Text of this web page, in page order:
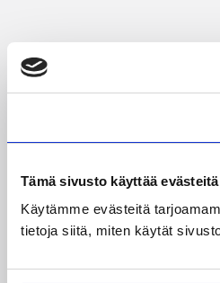
Tämä sivusto käyttää evästeitä
Käytämme evästeitä
tietoja siitä, miten käytät